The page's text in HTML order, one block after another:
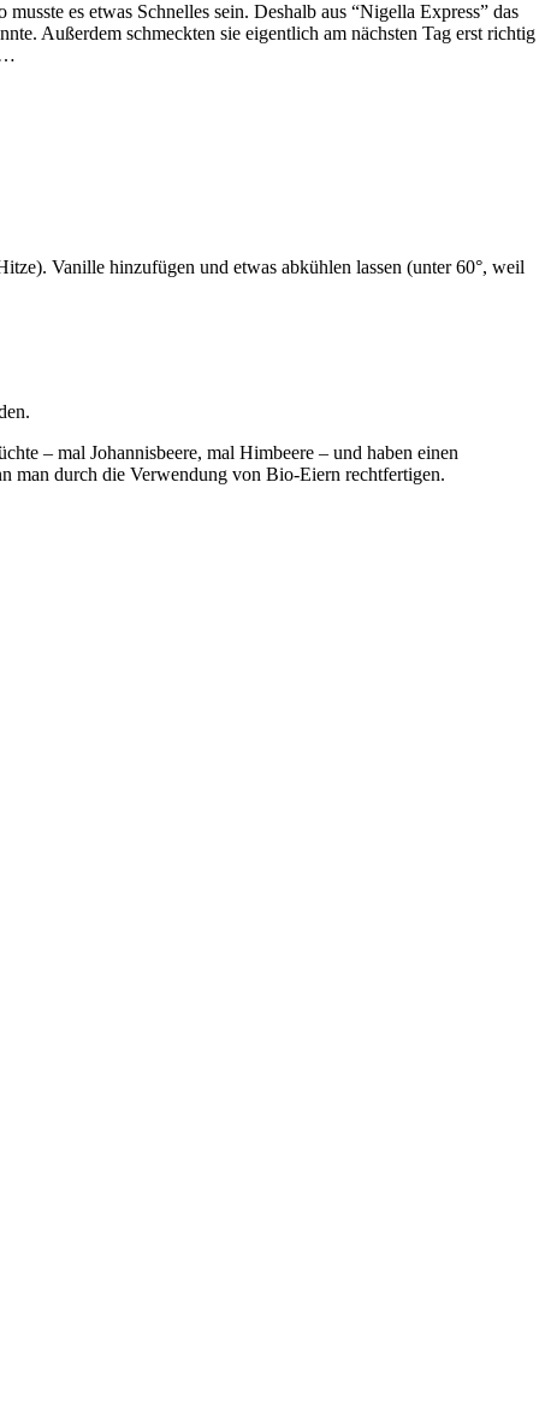
es etwas Schnelles sein. Deshalb aus “Nigella Express” das
Außerdem schmeckten sie eigentlich am nächsten Tag erst richtig
Vanille hinzufügen und etwas abkühlen lassen (unter 60°, weil
– mal Johannisbeere, mal Himbeere – und haben einen
man durch die Verwendung von Bio-Eiern rechtfertigen.